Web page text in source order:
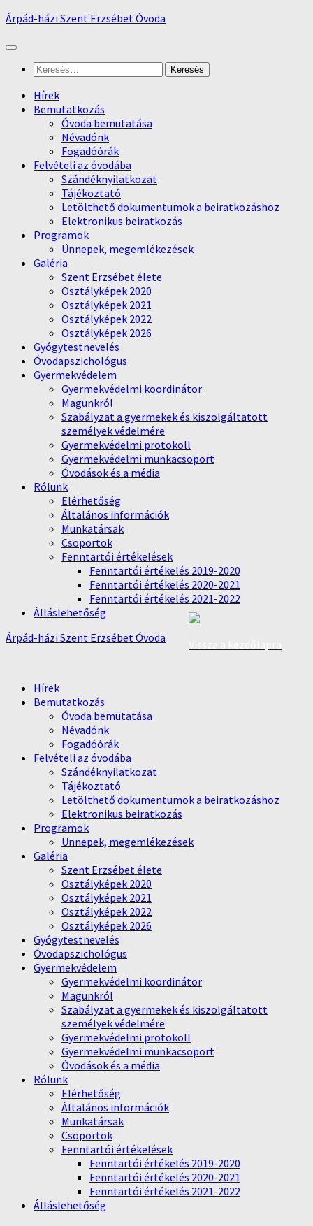
Skip
content
Árpád-házi Szent Erzsébet Óvoda
Keresés:
Hírek
Bemutatkozás
Óvoda bemutatása
Névadónk
Fogadóórák
Felvételi az óvodába
Szándéknyilatkozat
Tájékoztató
Letölthető dokumentumok a beiratkozáshoz
Elektronikus beiratkozás
Programok
Ünnepek, megemlékezések
Galéria
Szent Erzsébet élete
Osztályképek 2020
Osztályképek 2021
Osztályképek 2022
Osztályképek 2026
Gyógytestnevelés
Óvodapszichológus
Gyermekvédelem
Gyermekvédelmi koordinátor
Magunkról
Szabályzat a gyermekek és kiszolgáltatott
személyek védelmére
Gyermekvédelmi protokoll
Gyermekvédelmi munkacsoport
Óvodások és a média
Rólunk
Elérhetőség
Általános információk
Munkatársak
Csoportok
Fenntartói értékelések
Fenntartói értékelés 2019-2020
Fenntartói értékelés 2020-2021
Fenntartói értékelés 2021-2022
Álláslehetőség
Árpád-házi Szent Erzsébet Óvoda
Hírek
Bemutatkozás
Óvoda bemutatása
Névadónk
Fogadóórák
Felvételi az óvodába
Szándéknyilatkozat
Tájékoztató
Letölthető dokumentumok a beiratkozáshoz
Elektronikus beiratkozás
Programok
Ünnepek, megemlékezések
Galéria
Szent Erzsébet élete
Osztályképek 2020
Osztályképek 2021
Osztályképek 2022
Osztályképek 2026
Gyógytestnevelés
Óvodapszichológus
Gyermekvédelem
Gyermekvédelmi koordinátor
Magunkról
Szabályzat a gyermekek és kiszolgáltatott
személyek védelmére
Gyermekvédelmi protokoll
Gyermekvédelmi munkacsoport
Óvodások és a média
Rólunk
Elérhetőség
Általános információk
Munkatársak
Csoportok
Fenntartói értékelések
Fenntartói értékelés 2019-2020
Fenntartói értékelés 2020-2021
Fenntartói értékelés 2021-2022
Álláslehetőség